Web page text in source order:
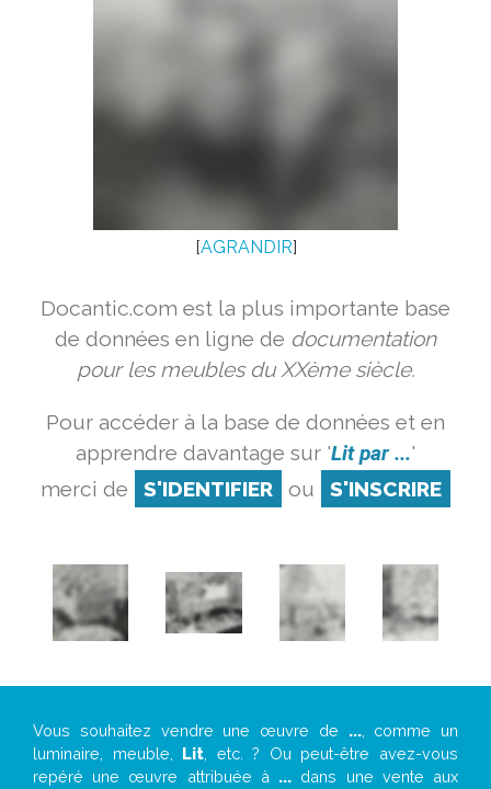
[AGRANDIR]
Docantic.com est la plus importante base
de données en ligne de documentation
pour les meubles du XXème siècle.
Pour accéder à la base de données et en
apprendre davantage sur 'Lit par ...'
merci de
S'IDENTIFIER ou S'INSCRIRE
Vous souhaitez vendre une œuvre de ..., comme un
luminaire, meuble, Lit , etc. ? Ou peut-être avez-vous
repéré une œuvre attribuée à ... dans une vente aux